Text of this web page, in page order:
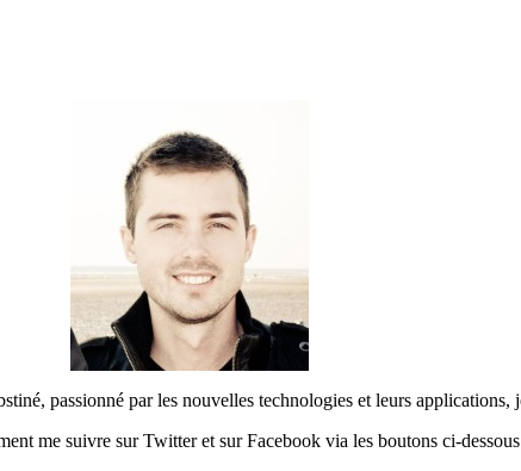
passionné par les nouvelles technologies et leurs applications,
me suivre sur Twitter et sur Facebook via les boutons ci-